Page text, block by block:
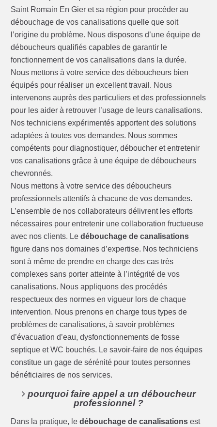
Saint Romain En Gier et sa région pour procéder au
débouchage de vos canalisations quelle que soit
l’origine du problème. Nous disposons d’une équipe de
déboucheurs qualifiés capables de garantir le
fonctionnement de vos canalisations dans la durée.
Nous mettons à votre service des déboucheurs bien
équipés pour réaliser un excellent travail. Nous
intervenons auprès des particuliers et des professionnels
pour les aider à retrouver l’usage de leurs canalisations.
Nos techniciens expérimentés apportent des solutions
adaptées à toutes vos demandes. Nous sommes
compétents pour diagnostiquer, déboucher et entretenir
vos canalisations grâce à une équipe de déboucheurs
chevronnés.
Nous mettons à votre service des déboucheurs
professionnels attentifs à chacune de vos demandes.
L’ensemble de nos collaborateurs délivrent les efforts
nécessaires pour entretenir une collaboration fructueuse
avec nos clients. Ledébouchage de canalisations
figure dans nos domaines d’expertise. Nos techniciens
sont à même de prendre en charge des cas très
complexes sans porter atteinte à l’intégrité de vos
canalisations. Nous appliquons des procédés
respectueux des normes en vigueur lors de chaque
intervention. Nous prenons en charge tous types de
problèmes de canalisations, à savoir problèmes
d’évacuation d’eau, dysfonctionnements de fosse
septique et WC bouchés. Le savoir-faire de nos équipes
constitue un gage de sérénité pour toutes personnes
bénéficiaires de nos services.
pourquoi faire appel a un déboucheur
professionnel ?
Dans la pratique, ledébouchage de canalisations est